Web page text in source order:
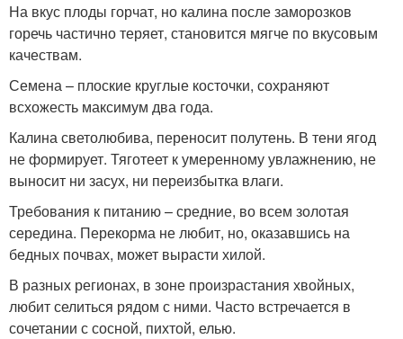
На вкус плоды горчат, но калина после заморозков
горечь частично теряет, становится мягче по вкусовым
качествам.
Семена – плоские круглые косточки, сохраняют
всхожесть максимум два года.
Калина светолюбива, переносит полутень. В тени ягод
не формирует. Тяготеет к умеренному увлажнению, не
выносит ни засух, ни переизбытка влаги.
Требования к питанию – средние, во всем золотая
середина. Перекорма не любит, но, оказавшись на
бедных почвах, может вырасти хилой.
В разных регионах, в зоне произрастания хвойных,
любит селиться рядом с ними. Часто встречается в
сочетании с сосной, пихтой, елью.